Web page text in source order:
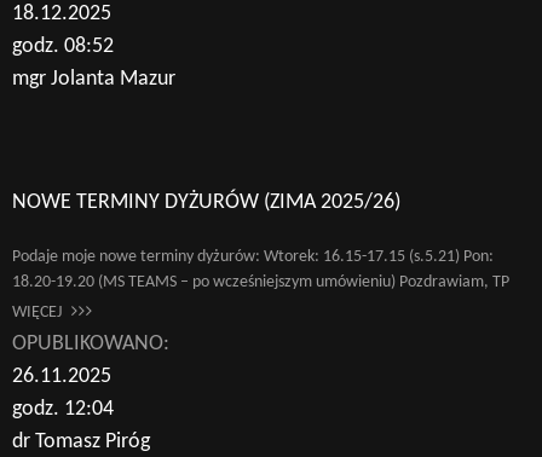
18.12.2025
godz. 08:52
mgr Jolanta Mazur
NOWE TERMINY DYŻURÓW (ZIMA 2025/26)
Podaje moje nowe terminy dyżurów: Wtorek: 16.15-17.15 (s.5.21) Pon:
18.20-19.20 (MS TEAMS – po wcześniejszym umówieniu) Pozdrawiam, TP
WIĘCEJ
OPUBLIKOWANO:
26.11.2025
godz. 12:04
dr Tomasz Piróg